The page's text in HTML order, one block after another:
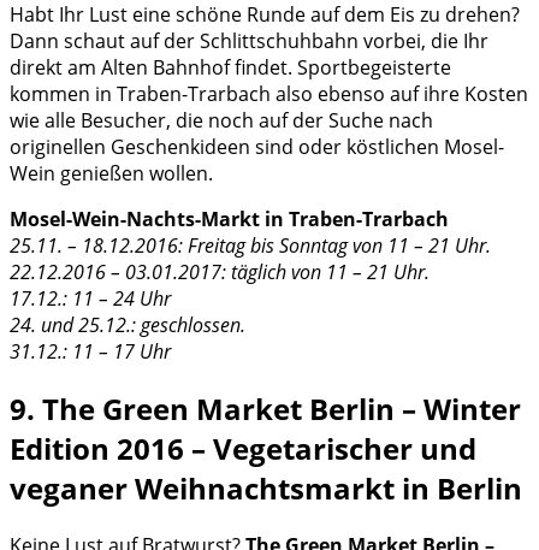
Habt Ihr Lust eine schöne Runde auf dem Eis zu drehen?
Dann schaut auf der Schlittschuhbahn vorbei, die Ihr
direkt am Alten Bahnhof findet. Sportbegeisterte
kommen in Traben-Trarbach also ebenso auf ihre Kosten
wie alle Besucher, die noch auf der Suche nach
originellen Geschenkideen sind oder köstlichen Mosel-
Wein genießen wollen.
Mosel-Wein-Nachts-Markt in Traben-Trarbach
25.11. – 18.12.2016: Freitag bis Sonntag von 11 – 21 Uhr.
22.12.2016 – 03.01.2017: täglich von 11 – 21 Uhr.
17.12.: 11 – 24 Uhr
24. und 25.12.: geschlossen.
31.12.: 11 – 17 Uhr
9. The Green Market Berlin – Winter
Edition 2016 – Vegetarischer und
veganer Weihnachtsmarkt in Berlin